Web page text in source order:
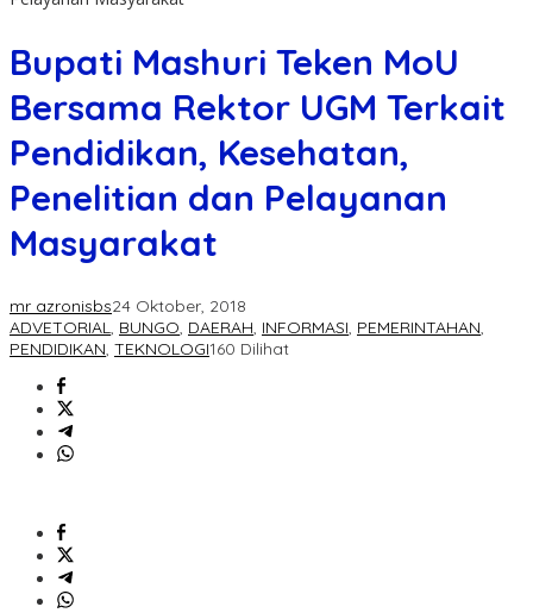
Bupati Mashuri Teken MoU
Bersama Rektor UGM Terkait
Pendidikan, Kesehatan,
Penelitian dan Pelayanan
Masyarakat
mr azronisbs24 Oktober, 2018
ADVETORIAL, BUNGO, DAERAH, INFORMASI, PEMERINTAHAN,
PENDIDIKAN, TEKNOLOGI160 Dilihat